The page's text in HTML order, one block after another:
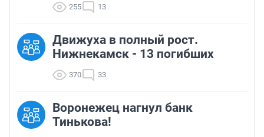
255 13
Движуха в полный рост.
Нижнекамск - 13 погибших
370 33
Воронежец нагнул банк
Тинькова!